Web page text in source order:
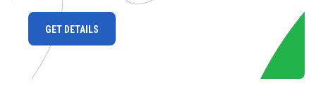
GET DETAILS